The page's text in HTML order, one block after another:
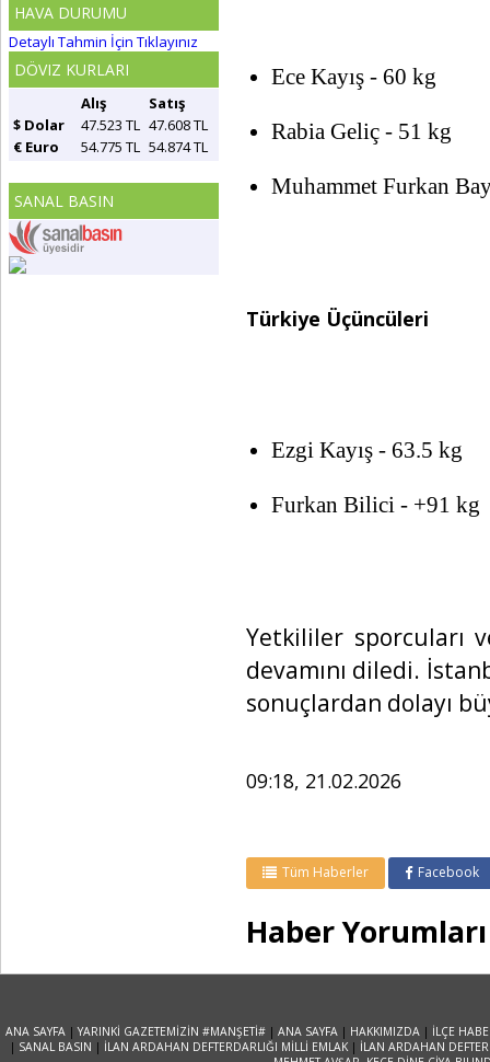
HAVA DURUMU
Detaylı Tahmin İçin Tıklayınız
DÖVIZ KURLARI
Alış
Satış
$ Dolar
47.523 TL 47.608 TL
€ Euro
54.775 TL 54.874 TL
SANAL BASIN
Ece Kayış - 60 kg
Rabia Geliç - 51 kg
Muhammet Furkan
Türkiye Üçüncüleri
Ezgi Kayış - 63.5 kg
Furkan Bilici - +91 kg
Yetkililer sporcuları
devamını diledi.
sonuçlardan dolayı
09:18, 21.02.2026
Tüm Haberler Facebook
Haber Yorumları
ANA SAYFA |YARINKİ GAZETEMİZİN #MANŞETİ# |ANA SAYFA | HAKKIMIZDA | İLÇE
| SANAL BASIN | İLAN ARDAHAN DEFTERDARLIĞI MİLLİ EMLAK | İLAN ARDAHAN